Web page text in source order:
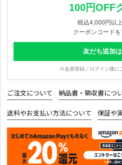
100円OFF
税込4,000円以
クーポンコードを
友だち追加
※会員登録／ログイン後に
ご注文について 納品書・領収書につ
送料やお支払い方法について 保証や